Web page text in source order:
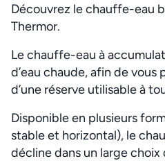
Découvrez le chauffe-eau
Thermor.
Le chauffe-eau à
d’eau chaude, afin de
d’une réserve utilisable à
Disponible en plusieurs
stable et horizontal), le
décline dans un large